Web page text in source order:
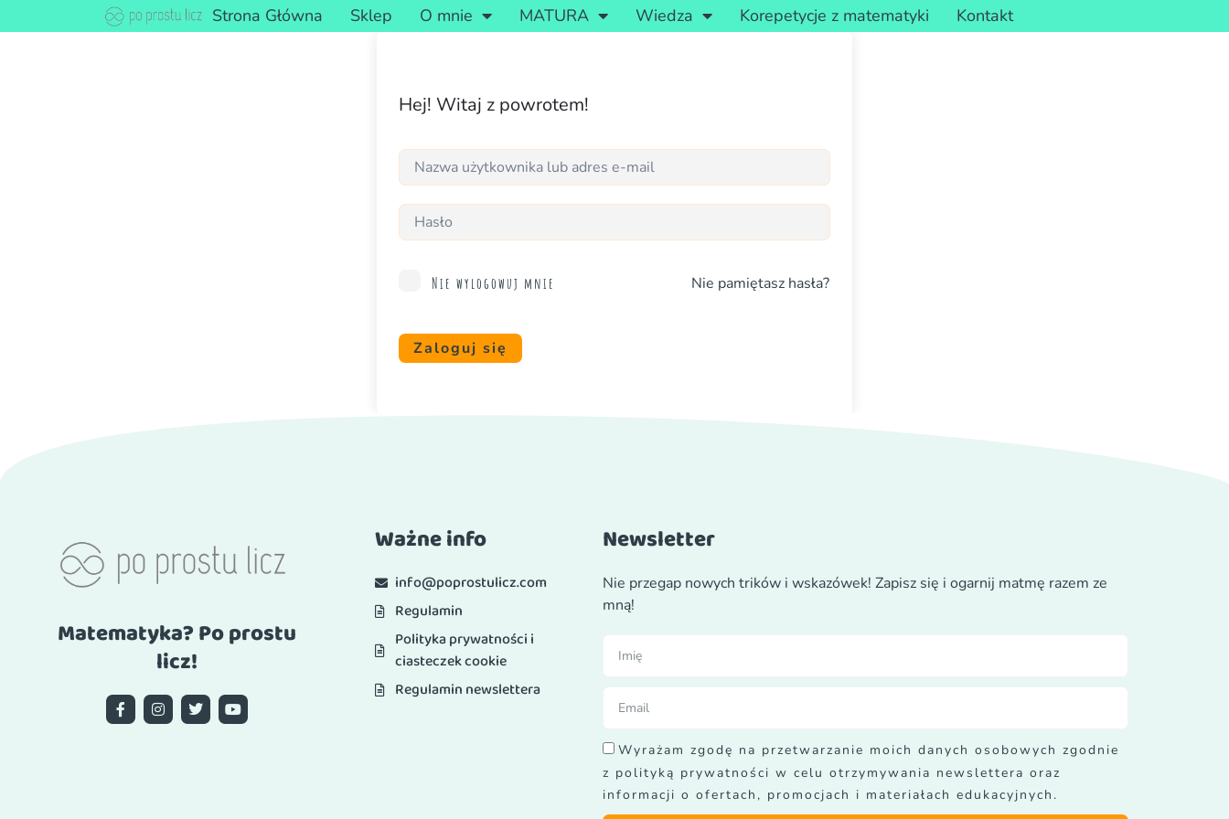
Strona Główna Sklep O mnie MATURA Wiedza Korepetycje z matematyki Kontakt
Hej! Witaj z powrotem!
Nie wylogowuj mnie Nie pamiętasz hasła?
Zaloguj się
Matematyka? Po prostu
licz!
Ważne info
info@poprostulicz.com
Regulamin
Polityka prywatności i
ciasteczek cookie
Regulamin newslettera
Newsletter
Nie przegap nowych trików i wskazówek! Zapisz się i ogarnij matmę razem ze
mną!
Wyrażam zgodę na przetwarzanie moich danych osobowych zgodnie
z polityką prywatności w celu otrzymywania newslettera oraz
informacji o ofertach, promocjach i materiałach edukacyjnych.